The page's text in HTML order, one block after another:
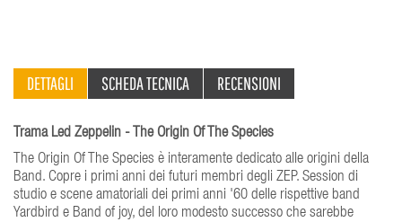
DETTAGLI SCHEDA TECNICA RECENSIONI
Trama Led Zeppelin - The Origin Of The Species
The Origin Of The Species è interamente dedicato alle origini della
Band. Copre i primi anni dei futuri membri degli ZEP. Session di
studio e scene amatoriali dei primi anni '60 delle rispettive band
Yardbird e Band of joy, del loro modesto successo che sarebbe